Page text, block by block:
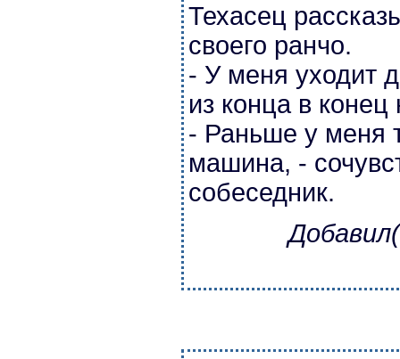
Техасец
своего ранчо.
- У меня уходит
из конца в
- Раньше у меня
машина, -
собеседник.